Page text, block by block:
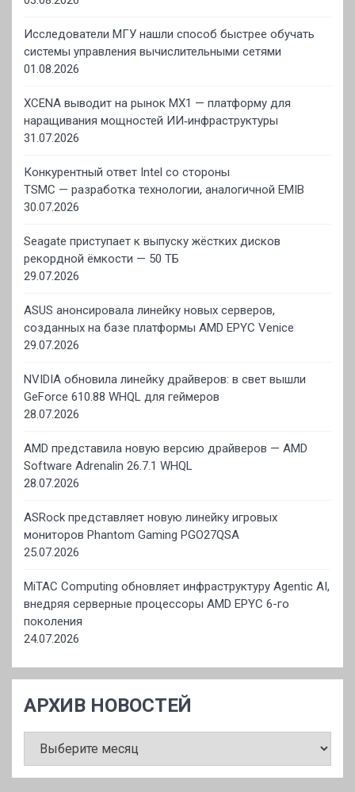
Исследователи МГУ нашли способ быстрее обучать
системы управления вычислительными сетями
01.08.2026
XCENA выводит на рынок MX1 — платформу для
наращивания мощностей ИИ‑инфраструктуры
31.07.2026
Конкурентный ответ Intel со стороны
TSMC — разработка технологии, аналогичной EMIB
30.07.2026
Seagate приступает к выпуску жёстких дисков
рекордной ёмкости — 50 ТБ
29.07.2026
ASUS анонсировала линейку новых серверов,
созданных на базе платформы AMD EPYC Venice
29.07.2026
NVIDIA обновила линейку драйверов: в свет вышли
GeForce 610.88 WHQL для геймеров
28.07.2026
AMD представила новую версию драйверов — AMD
Software Adrenalin 26.7.1 WHQL
28.07.2026
ASRock представляет новую линейку игровых
мониторов Phantom Gaming PGO27QSA
25.07.2026
MiTAC Computing обновляет инфраструктуру Agentic AI,
внедряя серверные процессоры AMD EPYC 6-го
поколения
24.07.2026
АРХИВ НОВОСТЕЙ
НОВОСТЕЙ